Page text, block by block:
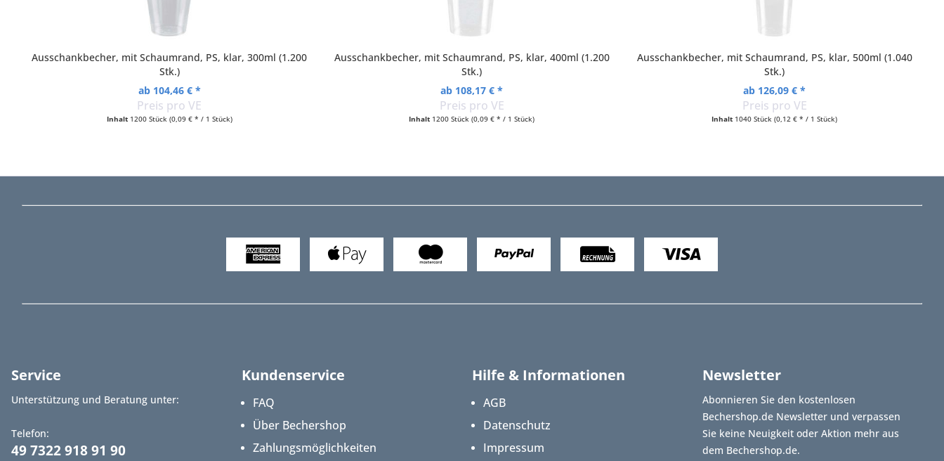
Ausschankbecher, mit Schaumrand, PS, klar, 300ml (1.200
Stk.)
ab 104,46 € *
Preis pro VE
Inhalt 1200 Stück (0,09 € * / 1 Stück)
Ausschankbecher, mit Schaumrand, PS, klar, 400ml (1.200
Stk.)
ab 108,17 € *
Preis pro VE
Inhalt 1200 Stück(0,09 € * / 1 Stück)
Ausschankbecher, mit Schaumrand, PS, klar, 500ml (1.040
Stk.)
ab 126,09 € *
Preis pro VE
Inhalt 1040 Stück(0,12 € * / 1 Stück)
Service
Unterstützung und Beratung unter:
Telefon:
49 7322 918 91 90
Kundenservice
FAQ
Über Bechershop
Zahlungsmöglichkeiten
Hilfe & Informationen
AGB
Datenschutz
Impressum
Newsletter
Abonnieren Sie den kostenlosen
Bechershop.de Newsletter und verpassen
Sie keine Neuigkeit oder Aktion mehr aus
dem Bechershop.de.